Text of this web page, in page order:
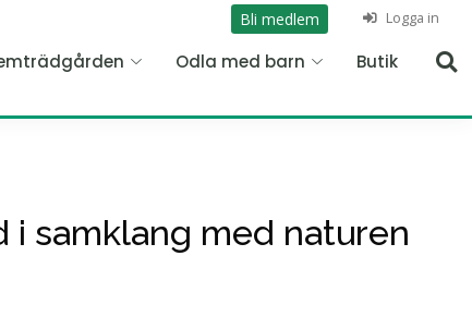
Bli medlem Logga in
Odla med barn Butik
i samklang med naturen